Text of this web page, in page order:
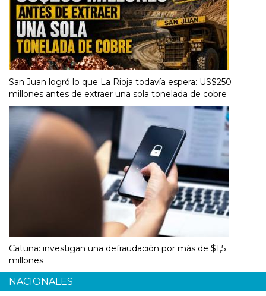
San Juan logró lo que La Rioja todavía espera: US$250
millones antes de extraer una sola tonelada de cobre
Catuna: investigan una defraudación por más de $1,5
millones
NACIONALES